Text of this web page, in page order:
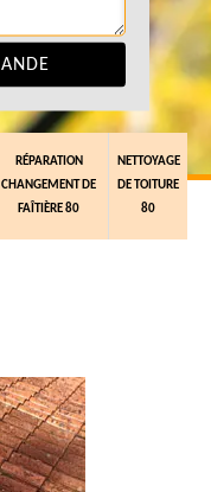
RÉPARATION
CHANGEMENT DE
FAÎTIÈRE 80
NETTOYAGE
DE TOITURE
80